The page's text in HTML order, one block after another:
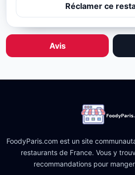
Réclamer ce
Avis
FoodyParis.com est un site
restaurants de France. Vous y
recommandations pour